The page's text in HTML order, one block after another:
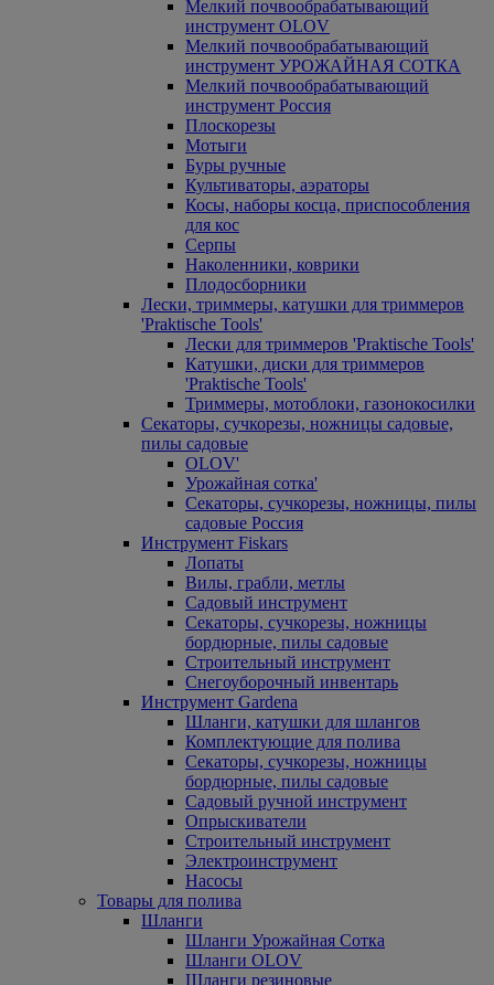
Мелкий почвообрабатывающий
инструмент OLOV
Мелкий почвообрабатывающий
инструмент УРОЖАЙНАЯ СОТКА
Мелкий почвообрабатывающий
инструмент Россия
Плоскорезы
Мотыги
Буры ручные
Культиваторы, аэраторы
Косы, наборы косца, приспособления
для кос
Серпы
Наколенники, коврики
Плодосборники
Лески, триммеры, катушки для триммеров
'Praktische Tools'
Лески для триммеров 'Praktische Tools'
Катушки, диски для триммеров
'Praktische Tools'
Триммеры, мотоблоки, газонокосилки
Секаторы, сучкорезы, ножницы садовые,
пилы садовые
OLOV'
Урожайная сотка'
Секаторы, сучкорезы, ножницы, пилы
садовые Россия
Инструмент Fiskars
Лопаты
Вилы, грабли, метлы
Садовый инструмент
Секаторы, сучкорезы, ножницы
бордюрные, пилы садовые
Строительный инструмент
Снегоуборочный инвентарь
Инструмент Gardena
Шланги, катушки для шлангов
Комплектующие для полива
Секаторы, сучкорезы, ножницы
бордюрные, пилы садовые
Садовый ручной инструмент
Опрыскиватели
Строительный инструмент
Электроинструмент
Насосы
Товары для полива
Шланги
Шланги Урожайная Сотка
Шланги OLOV
Шланги резиновые